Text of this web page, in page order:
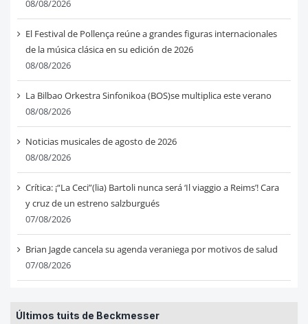
08/08/2026
El Festival de Pollença reúne a grandes figuras internacionales
de la música clásica en su edición de 2026
08/08/2026
La Bilbao Orkestra Sinfonikoa (BOS)se multiplica este verano
08/08/2026
Noticias musicales de agosto de 2026
08/08/2026
Crítica: ¡“La Ceci”(lia) Bartoli nunca será ‘Il viaggio a Reims’! Cara
y cruz de un estreno salzburgués
07/08/2026
Brian Jagde cancela su agenda veraniega por motivos de salud
07/08/2026
Últimos tuits de Beckmesser